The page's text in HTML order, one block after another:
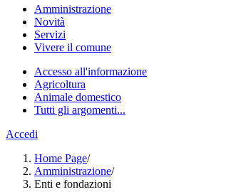
Amministrazione
Novità
Servizi
Vivere il comune
Accesso all'informazione
Agricoltura
Animale domestico
Tutti gli argomenti...
Accedi
Home Page/
Amministrazione/
Enti e fondazioni